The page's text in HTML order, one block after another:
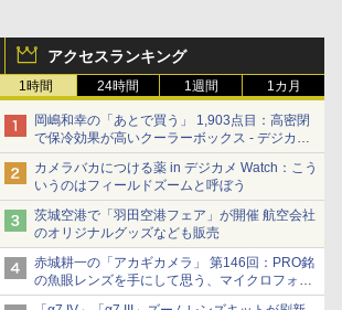
アクセスランキング
1時間 24時間 1週間 1カ月
岡嶋和幸の「あとで買う」 1,903点目：高密閉
で保冷効果が高いクーラーボックス - デジカメ
Watch
カメラバカにつける薬 in デジカメ Watch：こう
いうのはフィールドズームと呼ぼう
茨城空港で「羽田空港フェア」が開催 航空会社
のオリジナルグッズなども販売
赤城耕一の「アカギカメラ」 第146回：PRO銘
の魚眼レンズを手にして思う、マイクロフォー
サーズへの期待と可能性